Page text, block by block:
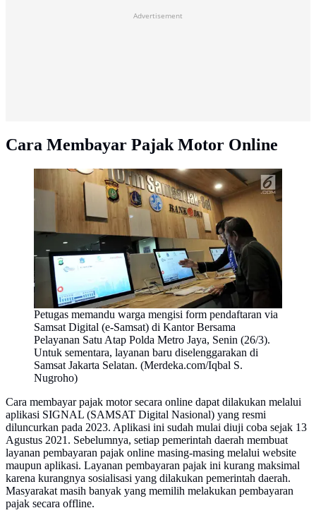
Advertisement
Cara Membayar Pajak Motor Online
Petugas memandu warga mengisi form pendaftaran via
Samsat Digital (e-Samsat) di Kantor Bersama
Pelayanan Satu Atap Polda Metro Jaya, Senin (26/3).
Untuk sementara, layanan baru diselenggarakan di
Samsat Jakarta Selatan. (Merdeka.com/Iqbal S.
Nugroho)
Cara membayar pajak motor secara online dapat dilakukan melalui
aplikasi SIGNAL (SAMSAT Digital Nasional) yang resmi
diluncurkan pada 2023. Aplikasi ini sudah mulai diuji coba sejak 13
Agustus 2021. Sebelumnya, setiap pemerintah daerah membuat
layanan pembayaran pajak online masing-masing melalui website
maupun aplikasi. Layanan pembayaran pajak ini kurang maksimal
karena kurangnya sosialisasi yang dilakukan pemerintah daerah.
Masyarakat masih banyak yang memilih melakukan pembayaran
pajak secara offline.